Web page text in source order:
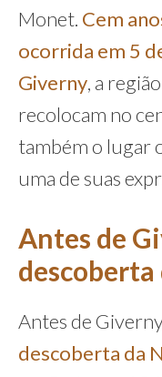
Monet. Cem
ocorrida em 5
Giverny, a
recolocam no
também o lugar
uma de suas
Antes de
Antes de
descoberta da